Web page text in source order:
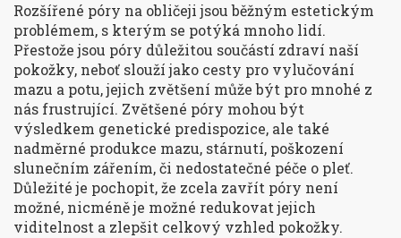
Rozšířené póry na obličeji jsou běžným estetickým
problémem, s kterým se potýká mnoho lidí.
Přestože jsou póry důležitou součástí zdraví naší
pokožky, neboť slouží jako cesty pro vylučování
mazu a potu, jejich zvětšení může být pro mnohé z
nás frustrující. Zvětšené póry mohou být
výsledkem genetické predispozice, ale také
nadměrné produkce mazu, stárnutí, poškození
slunečním zářením, či nedostatečné péče o pleť.
Důležité je pochopit, že zcela zavřít póry není
možné, nicméně je možné redukovat jejich
viditelnost a zlepšit celkový vzhled pokožky.